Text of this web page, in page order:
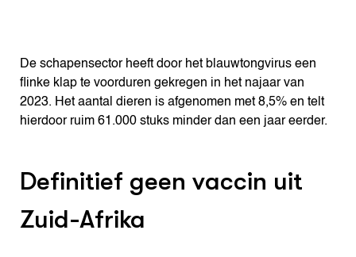
De schapensector heeft door het blauwtongvirus een
flinke klap te voorduren gekregen in het najaar van
2023. Het aantal dieren is afgenomen met 8,5% en telt
hierdoor ruim 61.000 stuks minder dan een jaar eerder.
Definitief geen vaccin uit
Zuid-Afrika